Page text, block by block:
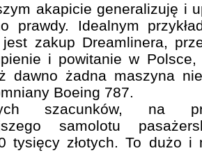
akapicie generalizuję i
prawdy. Idealnym
zakup Dreamlinera,
i powitanie w
dawno żadna maszyna
Boeing 787.
szacunków, na
samolotu
tysięcy złotych. To dużo i